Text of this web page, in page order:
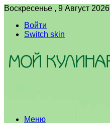
Воскресенье , 9 Август 2026
Войти
Switch skin
Меню